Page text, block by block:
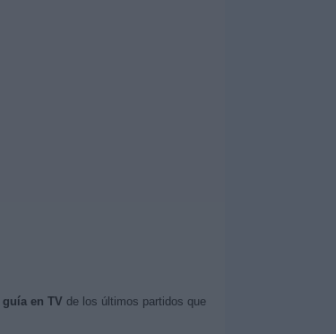
guía en TV de los últimos partidos que